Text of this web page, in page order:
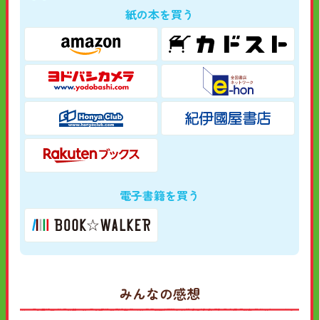
紙の本を買う
電子書籍を買う
みんなの感想